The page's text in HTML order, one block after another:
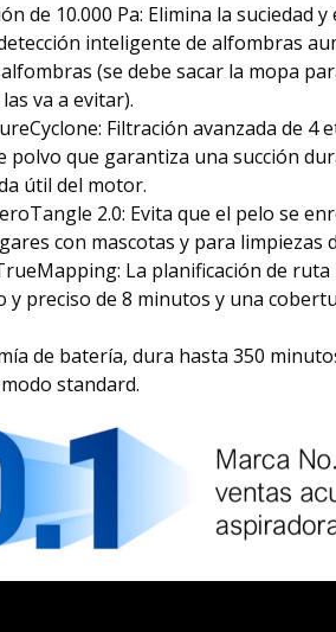
de 10.000 Pa: Elimina la suciedad
inteligente de alfombras
(se debe sacar la mopa
va a evitar).
Filtración avanzada de 4
polvo que garantiza una succión
útil del motor.
2.0: Evita que el pelo se
con mascotas y para limpiezas
La planificación de
y preciso de 8 minutos y una
de batería, dura hasta 350
standard.